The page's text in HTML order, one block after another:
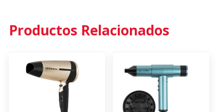
Productos Relacionados